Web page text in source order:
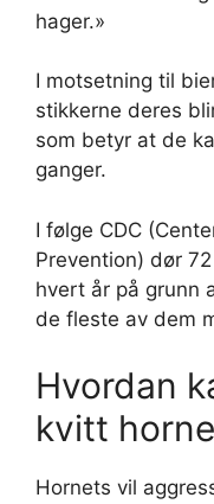
hager.»
I motsetning til
stikkerne deres
som betyr at de
ganger.
I følge CDC
Prevention) dør
hvert år på grunn
de fleste av dem
Hvordan
kvitt
Hornets vil